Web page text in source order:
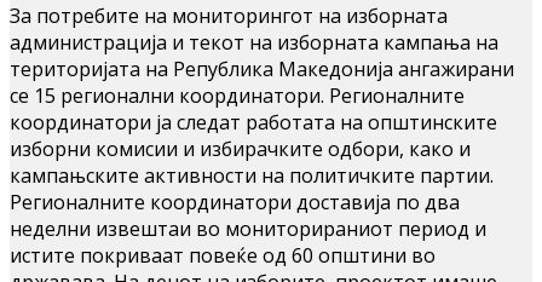
За потребите на мониторингот на изборната
администрација и текот на изборната кампања на
територијата на Република Македонија ангажирани
се 15 регионални координатори. Регионалните
координатори ја следат работата на општинските
изборни комисии и избирачките одбори, како и
кампањските активности на политичките партии.
Регионалните координатори доставија по два
неделни извештаи во мониторираниот период и
истите покриваат повеќе од 60 општини во